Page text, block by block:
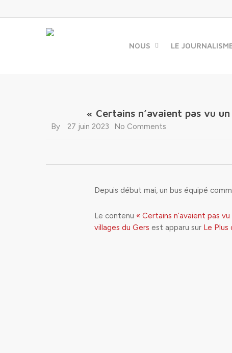
to
NOUS LE
« Certains n’avaient pas vu
By 27 juin 2023 No Comments
Depuis début mai, un bus équipé
Le contenu « Certains n’avaient pas
villages du Gers est apparu sur Le Plus